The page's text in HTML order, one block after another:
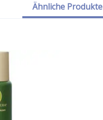
Ähnliche Produkte